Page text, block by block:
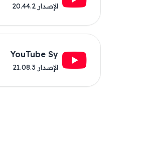
الإصدار 20.44.2
YouTube Sy
الإصدار 21.08.3